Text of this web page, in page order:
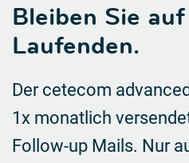
Bleiben Sie
Laufenden.
Der cetecom
1x monatlich
Follow-up Mails. Nur